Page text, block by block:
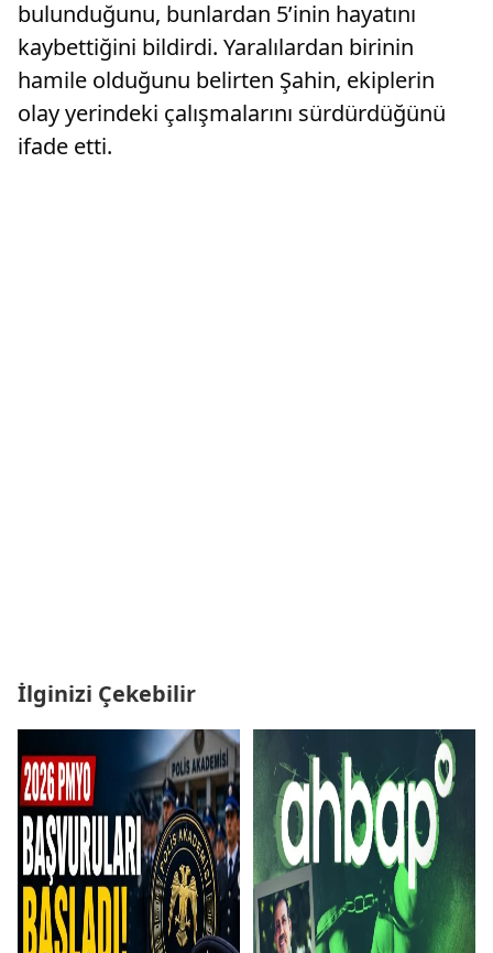
bulunduğunu, bunlardan 5’inin hayatını
kaybettiğini bildirdi. Yaralılardan birinin
hamile olduğunu belirten Şahin, ekiplerin
olay yerindeki çalışmalarını sürdürdüğünü
ifade etti.
İlginizi Çekebilir